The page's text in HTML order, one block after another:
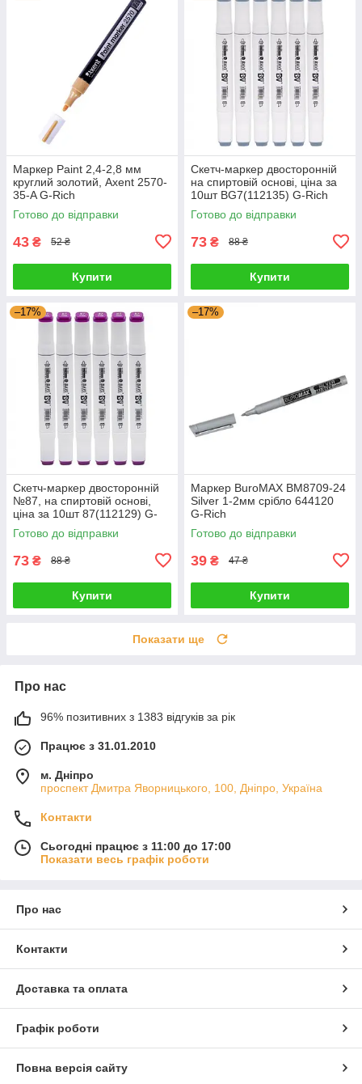
Маркер Paint 2,4-2,8 мм
круглий золотий, Axent 2570-
35-A G-Rich
Готово до відправки
43 ₴ 52 ₴
Купити
Скетч-маркер двосторонній
на спиртовій основі, ціна за
10шт BG7(112135) G-Rich
Готово до відправки
73 ₴ 88 ₴
Купити
–17%
Скетч-маркер двосторонній
№87, на спиртовій основі,
ціна за 10шт 87(112129) G-
Rich
Готово до відправки
73 ₴ 88 ₴
Купити
–17%
Маркер BuroMAX BM8709-24
Silver 1-2мм срібло 644120
G-Rich
Готово до відправки
39 ₴ 47 ₴
Купити
Показати ще
Про нас
96% позитивних з 1383 відгуків за рік
Працює з 31.01.2010
м. Дніпро
проспект Дмитра Яворницького, 100, Дніпро, Україна
Контакти
Сьогодні працює з 11:00 до 17:00
Показати весь графік роботи
Про нас
Контакти
Доставка та оплата
Графік роботи
Повна версія сайту